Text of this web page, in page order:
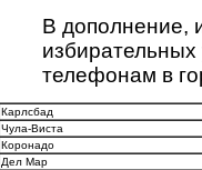
В дополнение,
избирательных
телефонам в
Карлсбад
Чула-Виста
Коронадо
Дел Map